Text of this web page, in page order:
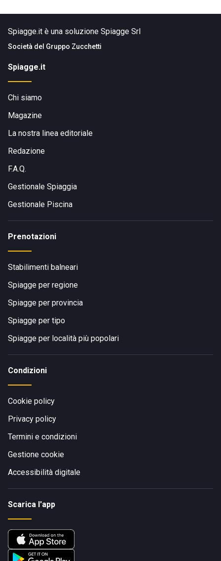
Spiagge.it è una soluzione Spiagge Srl
Società del Gruppo Zucchetti
Spiagge.it
Chi siamo
Magazine
La nostra linea editoriale
Redazione
F.A.Q.
Gestionale Spiaggia
Gestionale Piscina
Prenotazioni
Stabilimenti balneari
Spiagge per regione
Spiagge per provincia
Spiagge per tipo
Spiagge per località più popolari
Condizioni
Cookie policy
Privacy policy
Termini e condizioni
Gestione cookie
Accessibilità digitale
Scarica l'app